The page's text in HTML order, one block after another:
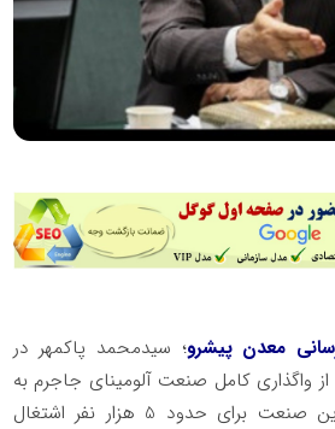
معدن پیشرو؛ سیدمحمد پاکمهر در
از واگذاری کامل صنعت آلومینای جاجرم به
بخش خصوصی، گفت: این صنعت برای حدود 5 هزار نفر اشتغال